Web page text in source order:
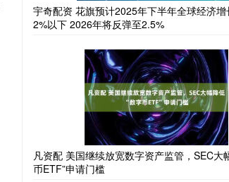
宇奇配资 花旗预计2025年下半年全球经济增
2%以下 2026年将反弹至2.5%
凡资配 美国继续放宽数字资产监管，SEC大
币ETF”申请门槛